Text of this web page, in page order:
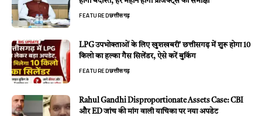
FEATUREDछत्तीसगढ़
LPG उपभोक्ताओं के लिए खुशखबरी’ छत्तीसगढ़ में शुरू होगा 10
किलो का हल्का गैस सिलेंडर, ऐसे करें बुकिंग
FEATUREDछत्तीसगढ़
Rahul Gandhi Disproportionate Assets Case: CBI
और ED जांच की मांग वाली याचिका पर नया अपडेट